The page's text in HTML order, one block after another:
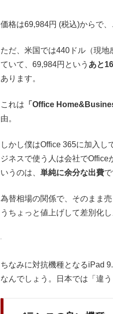
価格は69,984円 (税込)からで
ただ、米国では440ドル（現
ていて、69,984円という あと
あります。
これは 「Office
由。
しかし僕はOffice 365に加入
ジネスで使う人は会社でOffice
いうのは、 単純に余分な出費で
為替相場の関係で、そのまま
うちょっと値上げして差別化
ちなみに対抗機種となるiPad
なんでしょう。日本では「違